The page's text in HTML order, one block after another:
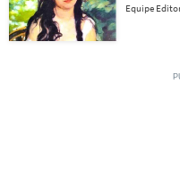
Equipe